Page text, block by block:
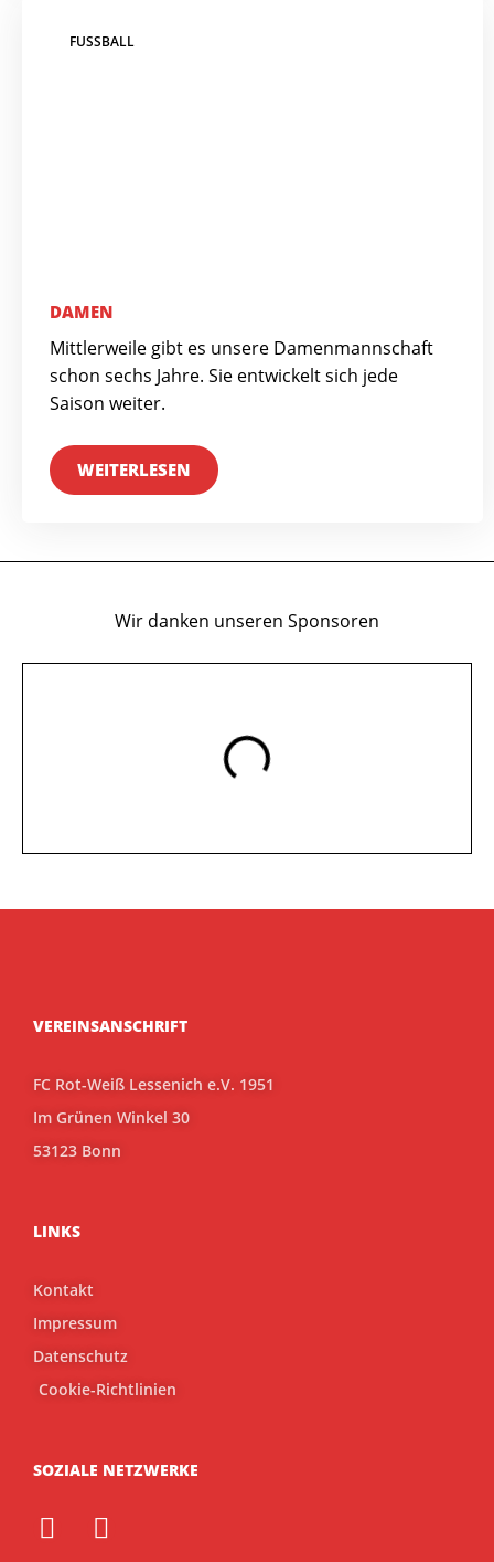
FUSSBALL
DAMEN
Mittlerweile gibt es unsere Damenmannschaft
schon sechs Jahre. Sie entwickelt sich jede
Saison weiter.
WEITERLESEN
Wir danken unseren Sponsoren
VEREINSANSCHRIFT
FC Rot-Weiß Lessenich e.V. 1951
Im Grünen Winkel 30
53123 Bonn
LINKS
Kontakt
Impressum
Datenschutz
Cookie-Richtlinien
SOZIALE NETZWERKE